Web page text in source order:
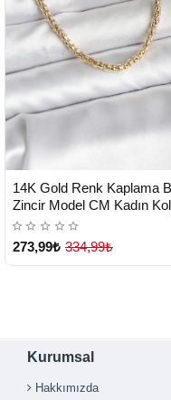
TESLİMAT
14K Gold Renk Kaplama
Zincir Model CM Kadın
Lisinya
273,99₺ 334,99₺
Kurumsal
Hakkımızda